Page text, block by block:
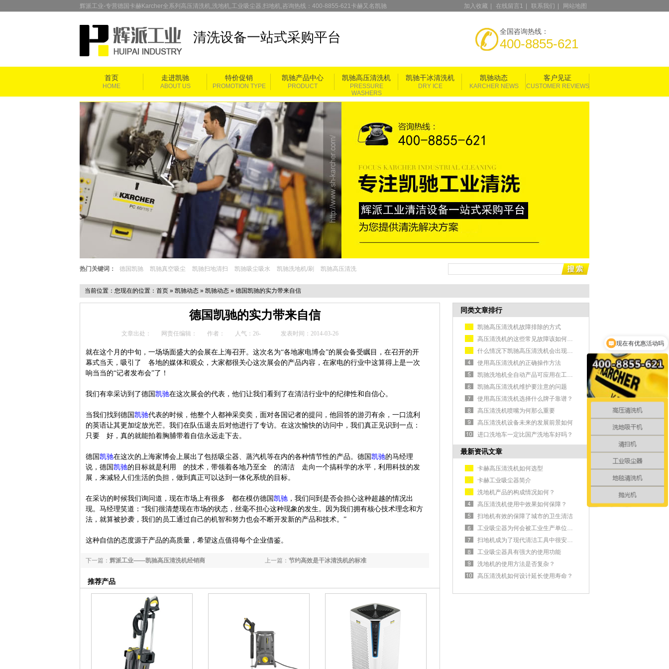
辉派工业-专营德国卡赫Karcher全系列高压清洗机,洗地机,工业吸尘器,扫地机,咨询热线：400-8855-621卡赫又名凯驰 加入收藏 在线留言1 联系我们 网站地图
清洗设备一站式采购平台 全国咨询热线：
400-8855-621
首页 走进凯驰 特价促销 凯驰产品中心 凯驰高压清洗机 凯驰干冰清洗机 凯驰动态 客户见证
HOME ABOUT US PROMOTION TYPE PRODUCT
PRESSURE
WASHERS
DRY ICE KARCHER NEWS CUSTOMER REVIEWS
热门关键词： 德国凯驰 凯驰真空吸尘 凯驰扫地清扫 凯驰吸尘吸水 凯驰洗地机/刷 凯驰高压清洗
当前位置：您现在的位置： 首页 » 凯驰动态 » 凯驰动态 » 德国凯驰的实力带来自信
德国凯驰的实力带来自信
文章出处： 网责任编辑： 作者： 人气：26- 发表时间：2014-03-26
就在这个月的中旬，一场场面盛大的会展在上海召开。这次名为“各地家电博会”的展会备受瞩目，在召开的开
幕式当天，吸引了 各地的媒体和观众，大家都很关心这次展会的产品内容，在家电的行业中这算得上是一次
响当当的“记者发布会”了！
我们有幸采访到了德国 凯驰在这次展会的代表，他们让我们看到了在清洁行业中的纪律性和自信心。
当我们找到 德国 凯驰代表的时候，他整个人都神采奕奕，面对各国记者的提问，他回答的游刃有余，一口流利
的英语让其更加绽放光芒。我们在队伍退去后对他进行了专访。在这次愉快的访问中，我们真正见识到一点：
只要 好，真的就能拍着胸脯带着自信永远走下去。
德国 凯驰在这次的上海家博会上展出了包括吸尘器、蒸汽机等在内的各种情节性的产品。 德国 凯驰的马经理
说， 德国 凯驰的目标就是利用 的技术，带领着各地乃至全 的清洁 走向一个搞科学的水平，利用科技的发
展，来减轻人们生活的负担，做到真正可以达到一体化系统的目标。
在采访的时候我们询问道，现在市场上有很多 都在模仿德国 凯驰 ，我们问到是否会担心这种超越的情况出
现。马经理笑道：“我们很清楚现在市场的状态，丝毫不担心这种现象的发生。因为我们拥有核心技术理念和方
法，就算被抄袭，我们的员工通过自己的机智和努力也会不断开发新的产品和技术。”
这种自信的态度源于产品的高质量，希望这点值得每个企业借鉴。
上一篇： 节约高效是干冰清洗机的标准
下一篇： 辉派工业——凯驰高压清洗机经销商
推荐产品
同类文章排行
凯驰高压清洗机故障排除的方式
高压清洗机的这些常见故障该如何排除？
什么情况下凯驰高压清洗机会出现不出水的情况
使用高压清洗机的正确操作方法
凯驰洗地机全自动产品可应用在工业生产车间中
凯驰高压清洗机维护要注意的问题
使用高压清洗机选择什么牌子靠谱？
高压清洗机喷嘴为何那么重要
高压清洗机设备未来的发展前景如何
进口洗地车一定比国产洗地车好吗？
最新资讯文章
卡赫高压清洗机如何选型
卡赫工业吸尘器简介
洗地机产品的构成情况如何？
高压清洗机使用中效果如何保障？
扫地机有效的保障了城市的卫生清洁
工业吸尘器为何会被工业生产单位认可？
扫地机成为了现代清洁工具中很安全的选择
工业吸尘器具有强大的使用功能
洗地机的使用方法是否复杂？
高压清洗机如何设计延长使用寿命？
现在有优惠活动吗